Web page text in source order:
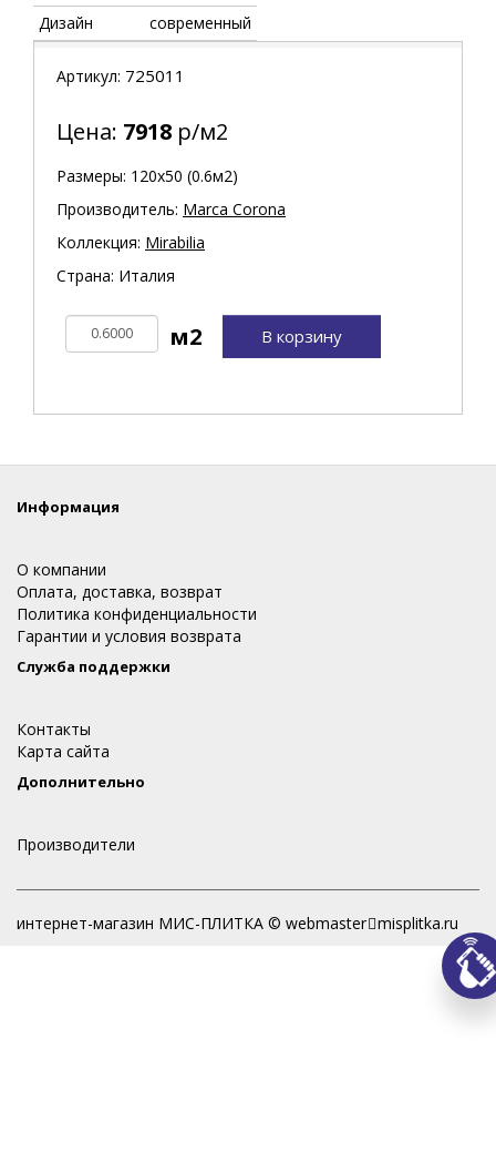
Дизайн
современный
Артикул: 725011
Цена: 7918 р/м2
Размеры: 120х50 (0.6м2)
Производитель: Marca Corona
Коллекция: Mirabilia
Страна: Италия
В корзину
Информация
О компании
Оплата, доставка, возврат
Политика конфиденциальности
Гарантии и условия возврата
Служба поддержки
Контакты
Карта сайта
Дополнительно
Производители
интернет-магазин МИС-ПЛИТКА © webmaster misplitka.ru